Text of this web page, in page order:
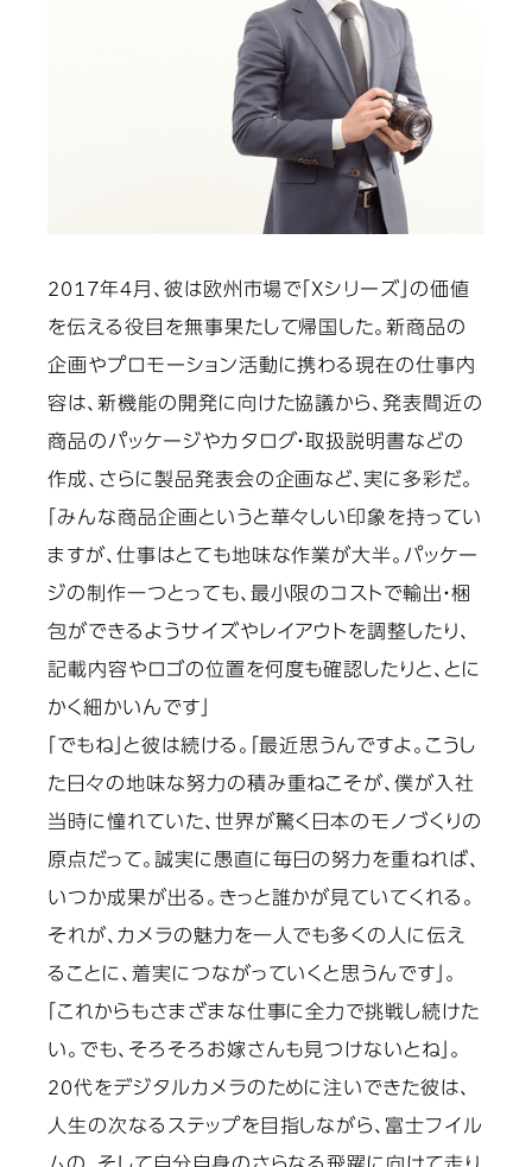
2017年4月、彼は欧州市場で「Xシリーズ」の価値
を伝える役目を無事果たして帰国した。新商品の
企画やプロモーション活動に携わる現在の仕事内
容は、新機能の開発に向けた協議から、発表間近の
商品のパッケージやカタログ・取扱説明書などの
作成、さらに製品発表会の企画など、実に多彩だ。
「みんな商品企画というと華々しい印象を持ってい
ますが、仕事はとても地味な作業が大半。パッケー
ジの制作一つとっても、最小限のコストで輸出・梱
包ができるようサイズやレイアウトを調整したり、
記載内容やロゴの位置を何度も確認したりと、とに
かく細かいんです」
「でもね」と彼は続ける。「最近思うんですよ。こうし
た日々の地味な努力の積み重ねこそが、僕が入社
当時に憧れていた、世界が驚く日本のモノづくりの
原点だって。誠実に愚直に毎日の努力を重ねれば、
いつか成果が出る。きっと誰かが見ていてくれる。
それが、カメラの魅力を一人でも多くの人に伝え
ることに、着実につながっていくと思うんです」。
「これからもさまざまな仕事に全力で挑戦し続けた
い。でも、そろそろお嫁さんも見つけないとね」。
20代をデジタルカメラのために注いできた彼は、
人生の次なるステップを目指しながら、富士フイル